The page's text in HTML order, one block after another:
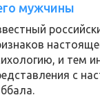
мужчины
и тем
с